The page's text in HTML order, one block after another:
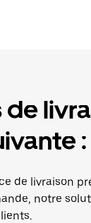
de
de livraison
notre